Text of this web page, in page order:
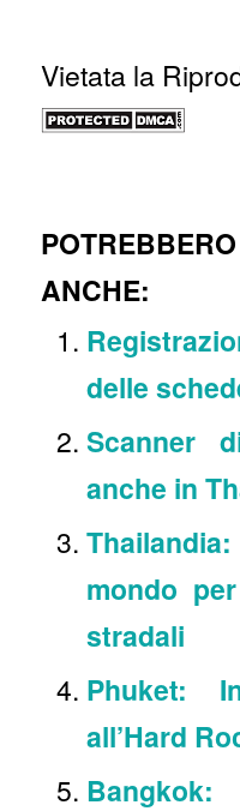
Vietata la
ANCHE:
delle
Scanner
anche in
mondo
stradali
Phuket:
all’Hard